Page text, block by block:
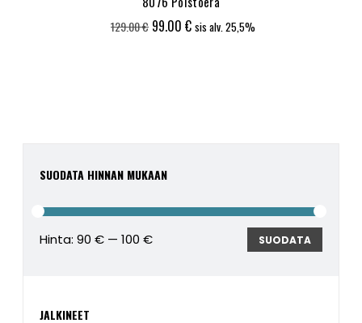
SUODATA HINNAN MUKAAN
SUODATA
Hinta:90 € —100 €
JALKINEET
129.00€ Alkuperäinen
99.00 €Nykyinen
sis alv. 25,5%